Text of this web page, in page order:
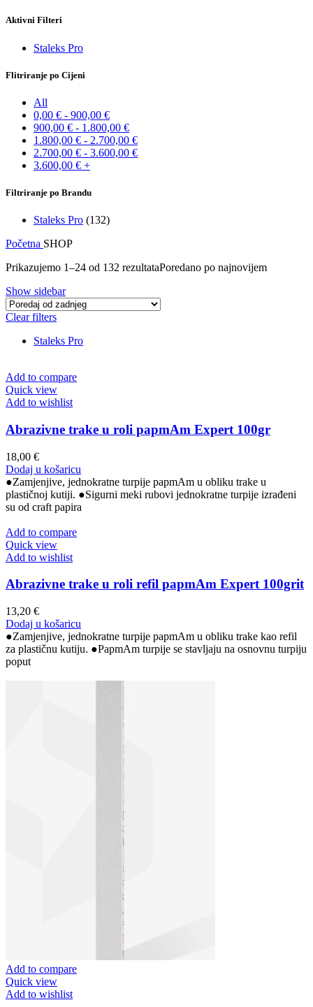
Aktivni Filteri
Staleks Pro
Flitriranje po Cijeni
All
0,00 € - 900,00 €
900,00 € - 1.800,00 €
1.800,00 € - 2.700,00 €
2.700,00 € - 3.600,00 €
3.600,00 € +
Filtriranje po Brandu
Staleks Pro (132)
Početna SHOP
Prikazujemo 1–24 od 132 rezultataPoredano po najnovijem
Show sidebar
Clear filters
Staleks Pro
Add to compare
Quick view
Add to wishlist
Abrazivne trake u roli papmAm Expert 100gr
18,00 €
Dodaj u košaricu
●Zamjenjive, jednokratne turpije papmAm u obliku trake u
plastičnoj kutiji. ●Sigurni meki rubovi jednokratne turpije izrađeni
su od craft papira
Add to compare
Quick view
Add to wishlist
Abrazivne trake u roli refil papmAm Expert 100grit
13,20 €
Dodaj u košaricu
●Zamjenjive, jednokratne turpije papmAm u obliku trake kao refil
za plastičnu kutiju. ●PapmAm turpije se stavljaju na osnovnu turpiju
poput
Add to compare
Quick view
Add to wishlist